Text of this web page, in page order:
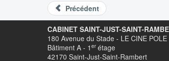
Précédent
CABINET SAINT-JUST-SAINT-
180 Avenue du Stade - LE CINE POLE
Bâtiment A - 1 er étage
42170 Saint-Just-Saint-Rambert